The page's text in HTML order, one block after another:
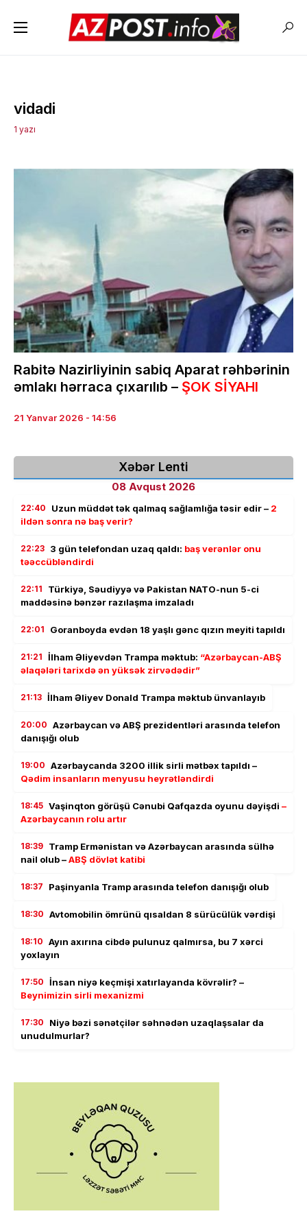
vidadi
1 yazı
Rabitə Nazirliyinin sabiq Aparat rəhbərinin
əmlakı hərraca çıxarılıb – ŞOK SİYAHI
21 Yanvar 2026 - 14:56
Xəbər Lenti
08 Avqust 2026
22:40 Uzun müddət tək qalmaq sağlamlığa təsir edir – 2
ildən sonra nə baş verir?
22:23 3 gün telefondan uzaq qaldı: baş verənlər onu
təəccübləndirdi
22:11
Türkiyə, Səudiyyə və Pakistan NATO-nun 5-ci
maddəsinə bənzər razılaşma imzaladı
22:01 Goranboyda evdən 18 yaşlı gənc qızın meyiti tapıldı
21:21 İlham Əliyevdən Trampa məktub: “Azərbaycan-ABŞ
əlaqələri tarixdə ən yüksək zirvədədir”
21:13 İlham Əliyev Donald Trampa məktub ünvanlayıb
20:00 Azərbaycan və ABŞ prezidentləri arasında telefon
danışığı olub
19:00 Azərbaycanda 3200 illik sirli mətbəx tapıldı –
Qədim insanların menyusu heyrətləndirdi
18:45 Vaşinqton görüşü Cənubi Qafqazda oyunu dəyişdi –
Azərbaycanın rolu artır
18:39 Tramp Ermənistan və Azərbaycan arasında sülhə
nail olub –ABŞ dövlət katibi
18:37 Paşinyanla Tramp arasında telefon danışığı olub
18:30 Avtomobilin ömrünü qısaldan 8 sürücülük vərdişi
18:10 Ayın axırına cibdə pulunuz qalmırsa, bu 7 xərci
yoxlayın
17:50 İnsan niyə keçmişi xatırlayanda kövrəlir? –
Beynimizin sirli mexanizmi
17:30
Niyə bəzi sənətçilər səhnədən uzaqlaşsalar da
unudulmurlar?